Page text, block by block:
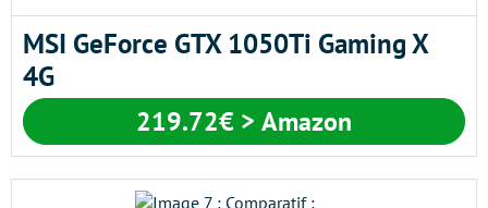
MSI GeForce GTX 1050Ti Gaming X
4G
219.72€ > Amazon